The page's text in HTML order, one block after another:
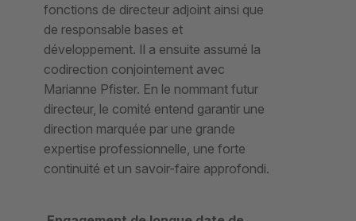
fonctions de directeur adjoint ainsi que
de responsable bases et
développement. Il a ensuite assumé la
codirection conjointement avec
Marianne Pfister. En le nommant futur
directeur, le comité entend garantir une
direction marquée par une grande
expertise professionnelle, une forte
continuité et un savoir-faire approfondi.